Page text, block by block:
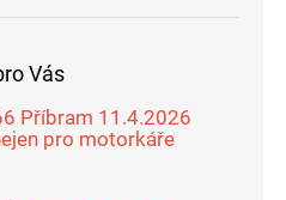
Vás
Příbram 11.4.2026
pro motorkáře